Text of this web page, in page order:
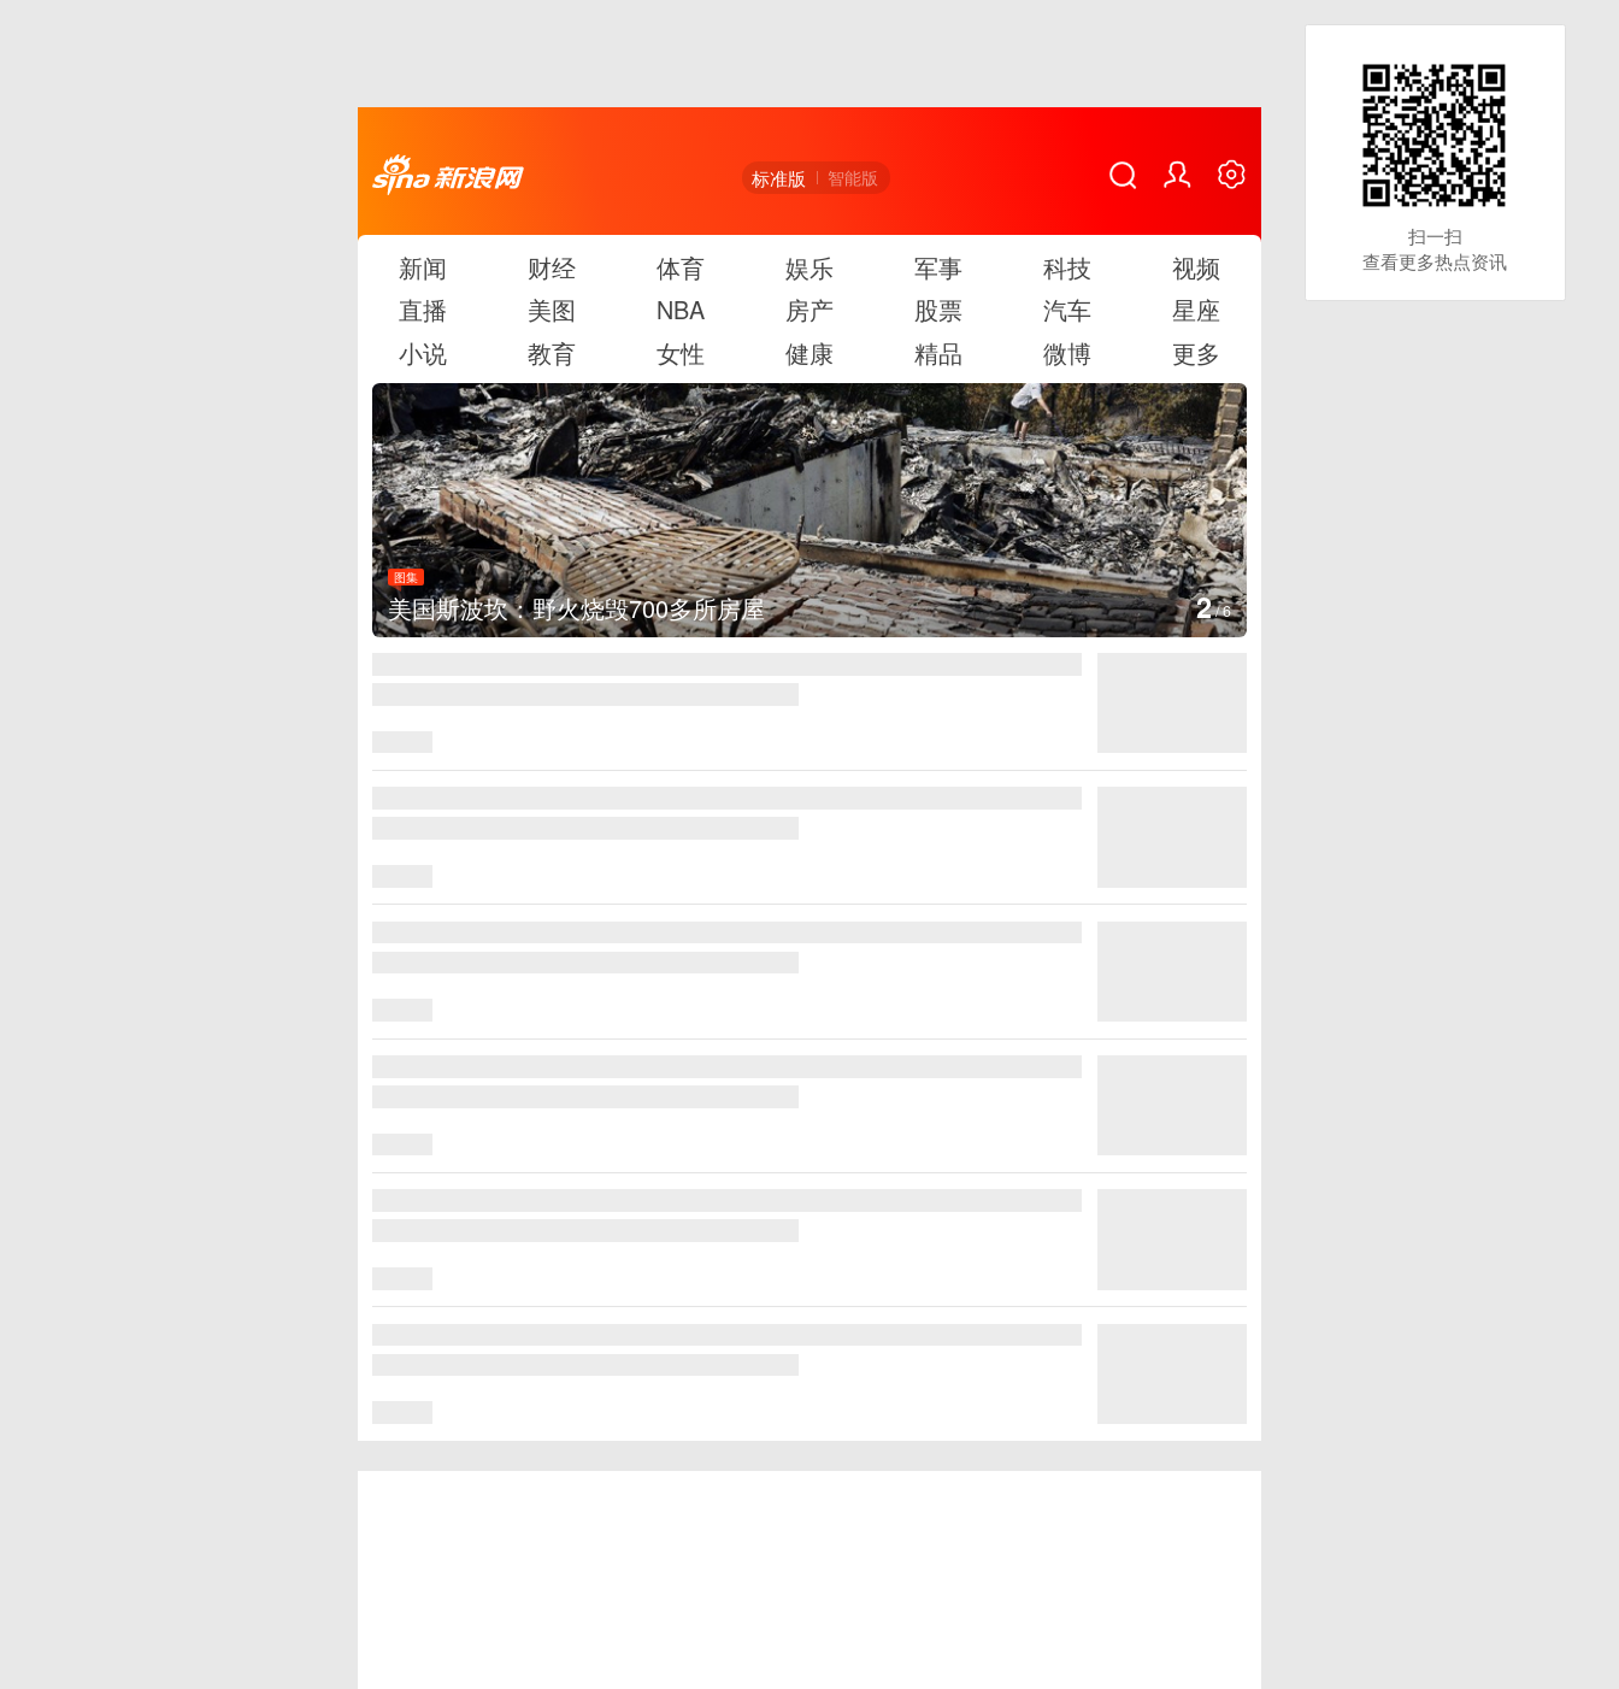
标准版 智能版
新闻 财经 体育 娱乐 军事 科技
视频
直播
美图 NBA 房产 股票 汽车
星座
小说
教育 女性 健康 精品 微博 更多
图集
叙利亚：大马士革发生爆炸 3/6
扫一扫
查看更多热点资讯
扫一扫
查看更多热点资讯